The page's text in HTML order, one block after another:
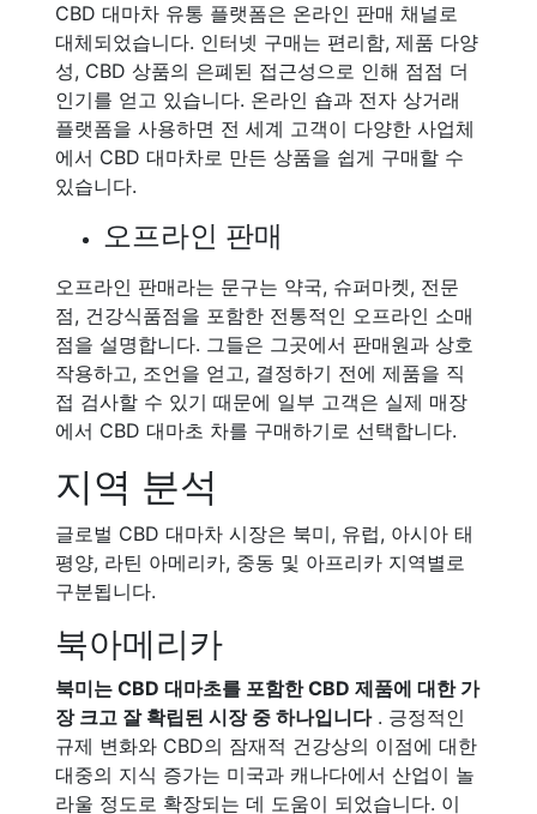
CBD 대마차 유통 플랫폼은 온라인 판매 채널로
대체되었습니다. 인터넷 구매는 편리함, 제품 다양
성, CBD 상품의 은폐된 접근성으로 인해 점점 더
인기를 얻고 있습니다. 온라인 숍과 전자 상거래
플랫폼을 사용하면 전 세계 고객이 다양한 사업체
에서 CBD 대마차로 만든 상품을 쉽게 구매할 수
있습니다.
오프라인 판매
오프라인 판매라는 문구는 약국, 슈퍼마켓, 전문
점, 건강식품점을 포함한 전통적인 오프라인 소매
점을 설명합니다. 그들은 그곳에서 판매원과 상호
작용하고, 조언을 얻고, 결정하기 전에 제품을 직
접 검사할 수 있기 때문에 일부 고객은 실제 매장
에서 CBD 대마초 차를 구매하기로 선택합니다.
지역 분석
글로벌 CBD 대마차 시장은 북미, 유럽, 아시아 태
평양, 라틴 아메리카, 중동 및 아프리카 지역별로
구분됩니다.
북아메리카
북미는 CBD 대마초를 포함한 CBD 제품에 대한 가
장 크고 잘 확립된 시장 중 하나입니다. 긍정적인
규제 변화와 CBD의 잠재적 건강상의 이점에 대한
대중의 지식 증가는 미국과 캐나다에서 산업이 놀
라울 정도로 확장되는 데 도움이 되었습니다. 이